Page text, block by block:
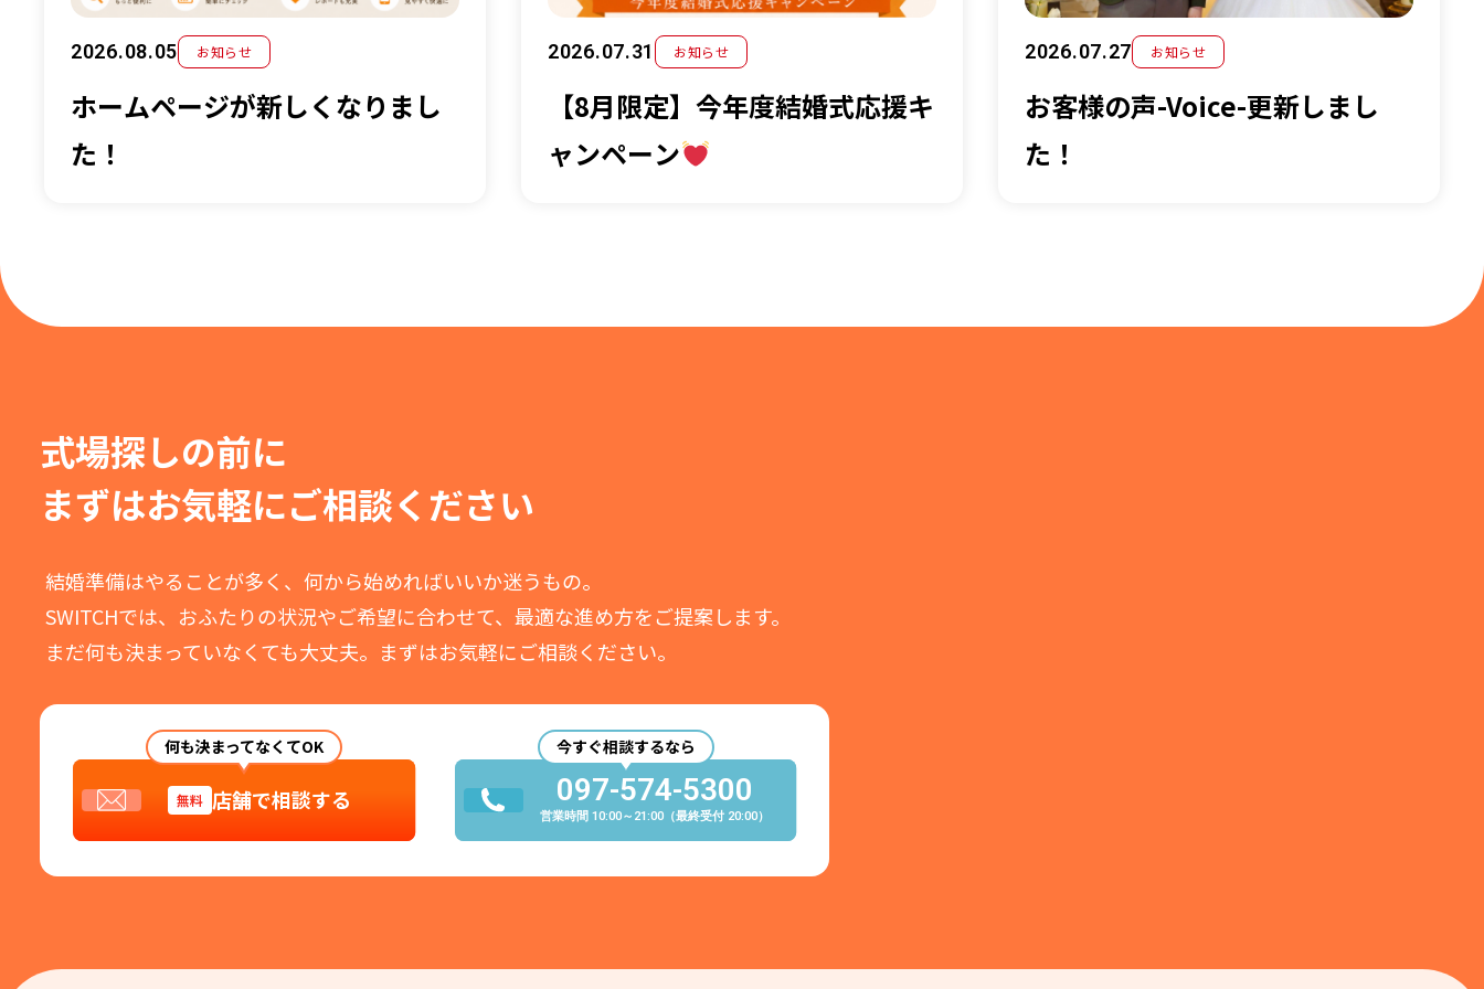
2026.08.05 お知らせ
ホームページが新しくなりまし
た！
2026.07.31 お知らせ
【8月限定】今年度結婚式応援キ
ャンペーン
2026.07.27 お知らせ
お客様の声-Voice-更新しまし
た！
式場探しの前に
まずはお気軽にご相談ください
結婚準備はやることが多く、何から始めればいいか迷うもの。
SWITCHでは、おふたりの状況やご希望に合わせて、 最適な進め方をご提案します。
まだ何も決まっていなくても大丈夫。 まずはお気軽にご相談ください。
何も決まってなくてOK
無料 店舗で相談する
今すぐ相談するなら
097-574-5300
営業時間 10:00～21:00（最終受付 20:00）